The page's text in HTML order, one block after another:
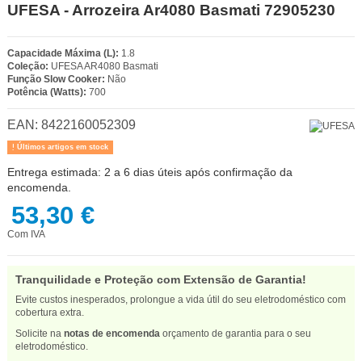
UFESA - Arrozeira Ar4080 Basmati 72905230
Capacidade Máxima (L): 1.8
Coleção: UFESA AR4080 Basmati
Função Slow Cooker: Não
Potência (Watts): 700
EAN: 8422160052309
Últimos artigos em stock
Entrega estimada: 2 a 6 dias úteis após confirmação da
encomenda.
53,30 €
Com IVA
Tranquilidade e Proteção com Extensão de Garantia!
Evite custos inesperados, prolongue a vida útil do seu eletrodoméstico com
cobertura extra.
Solicite na notas de encomenda orçamento de garantia para o seu
eletrodoméstico.